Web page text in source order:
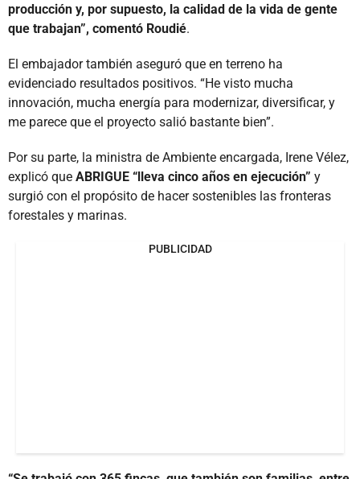
producción y, por supuesto, la calidad de la vida de gente
que trabajan”, comentó Roudié.
El embajador también aseguró que en terreno ha
evidenciado resultados positivos. “He visto mucha
innovación, mucha energía para modernizar, diversificar, y
me parece que el proyecto salió bastante bien”.
Por su parte, la ministra de Ambiente encargada, Irene Vélez,
explicó que ABRIGUE “lleva cinco años en ejecución” y
surgió con el propósito de hacer sostenibles las fronteras
forestales y marinas.
PUBLICIDAD